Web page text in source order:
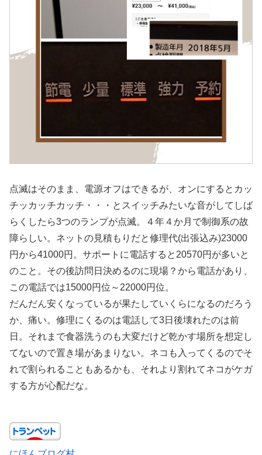
点滅はそのまま、電源オフはできるが、オンにするとカッ
チッカッチカッチ・・・とスイッチみたいな音がしてしば
らくしたら3つのランプが点滅。４年４か月で制御系の故
障らしい。ネットの見積もりだと修理代(出張込み)23000
円から41000円。サポートに電話すると20570円が多いと
のこと。その後訪問日決めるのに現場？から電話があり、
この電話では15000円位～22000円位。
だんだん安くなっているが果たしていくらになるのだろう
か、痛い。修理にくるのは電話して3日後壊れたのは前
日。それまで食器洗うのも大変だけど乾かす場所を想定し
てないので置き場があまりない。ネコも入ってくるのでそ
れで割られることもあるかも、それより割れてネコがケガ
する方が心配だな。